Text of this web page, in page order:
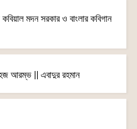
মদন সরকার ও বাংলার কবিগান
আরম্ভ || এবাদুর রহমান